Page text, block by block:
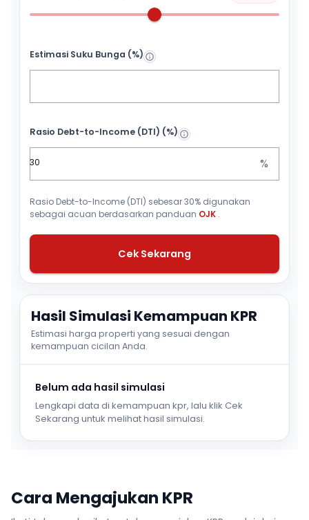
Estimasi Suku Bunga (%)
Rasio Debt-to-Income (DTI) (%)
%
Rasio Debt-to-Income (DTI) sebesar 30% digunakan
sebagai acuan berdasarkan panduan OJK .
Cek Sekarang
Hasil Simulasi Kemampuan KPR
Estimasi harga properti yang sesuai dengan
kemampuan cicilan Anda.
Belum ada hasil simulasi
Lengkapi data di kemampuan kpr, lalu klik Cek
Sekarang untuk melihat hasil simulasi.
Cara Mengajukan KPR